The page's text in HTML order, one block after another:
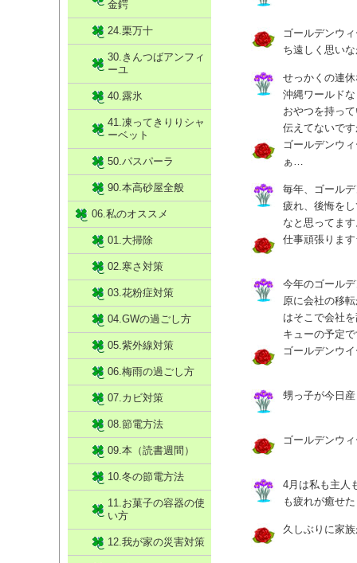
ゴールデンウ
ち遠しく思い
せっかくの連
沖縄ワールド
おやつを持っ
伝えてないで
ゴールデンウ
ぁ…
毎年、ゴール
疲れ、後悔を
なと思ってま
仕事頑張りま
今年のゴール
原に会社の移
はそこで会社
キューの予定
ゴールデンウ
甥っ子が今日
ゴールデンウ
4月は私も主人
も疲れが癒せ
久しぶりに家
金鍔
24.栗万十
30.きんつばアンフィ
ーユ
40.露氷
41.凍ってきりりシャ
ーベット
50.パスパーラ
90.本高砂屋全般
06.私のオススメ
01.大掃除
02.寒さ対策
03.花粉症対策
04.GWの過ごし方
05.紫外線対策
06.梅雨の過ごし方
07.カビ対策
08.節電方法
09.本（読書週間）
10.冬の節電方法
11.お菓子の容器の使
い方
12.我が家の災害対策